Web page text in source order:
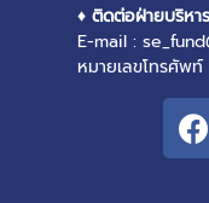
♦ ติดต่อฝ่ายบริห
E-mail :
หมายเลขโทรศัพ